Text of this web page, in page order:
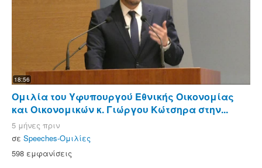
18:56
Ομιλία του Υφυπουργού Εθνικής Οικονομίας
και Οικονομικών κ. Γιώργου Κώτσηρα στην...
5 μήνες πριν
σε Speeches-Ομιλίες
598 εμφανίσεις